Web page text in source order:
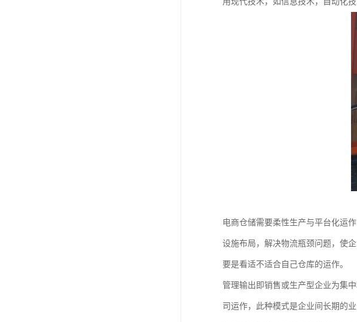
电商仓储需要柔性生产与平台化运
设施布局，解决物流瓶颈问题，使
要是看适不适合自己仓库的运作。
管理输出即销售或生产型企业为集
司运作，此种模式是企业间长期的